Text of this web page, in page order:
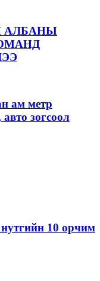
АЛБАНЫ
ам метр
зогсоол
10 орчим